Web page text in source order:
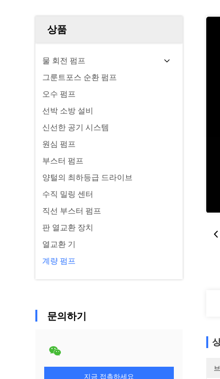
상품
물 회전 펌프
그룬트포스 순환 펌프
오수 펌프
선박 소방 설비
신선한 공기 시스템
원심 펌프
부스터 펌프
양털의 최하등급 드라이브
수직 밀링 센터
직선 부스터 펌프
판 열교환 장치
열교환 기
계량 펌프
문의하기
지금 접촉하세요